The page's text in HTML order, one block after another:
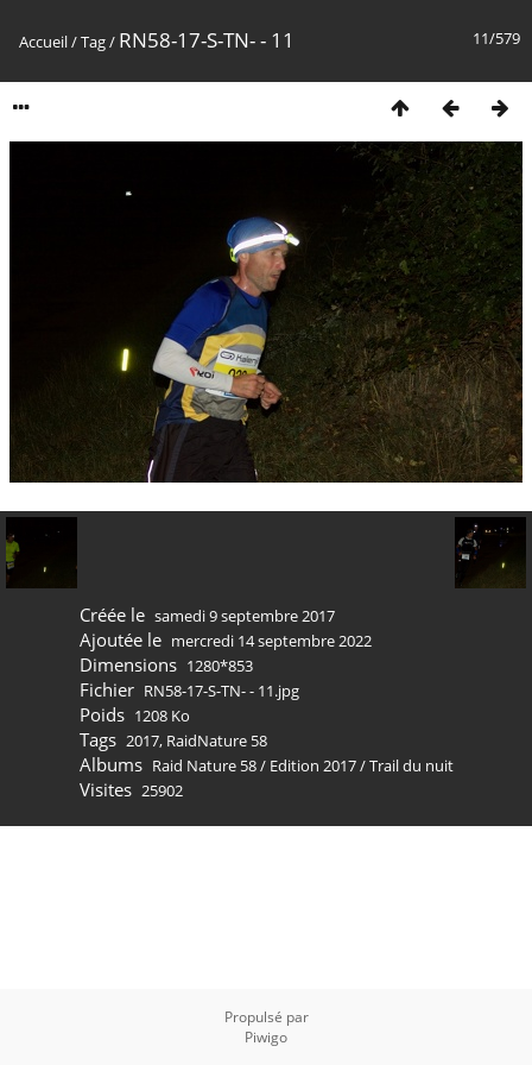
11/579
Accueil/Tag/ RN58-17-S-TN- - 11
Créée le samedi 9 septembre 2017
Ajoutée le mercredi 14 septembre 2022
Dimensions 1280*853
Fichier RN58-17-S-TN- - 11.jpg
Poids 1208 Ko
Tags 2017, RaidNature 58
Albums Raid Nature 58/ Edition 2017/Trail du nuit
Visites 25902
Propulsé par
Piwigo